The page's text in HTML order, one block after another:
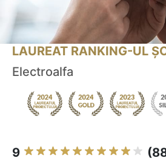
LAUREAT RANKING-UL
Electroalfa
9